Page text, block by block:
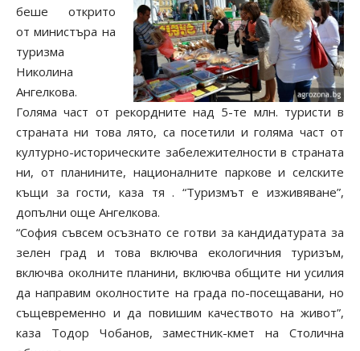
беше открито
от министъра на
туризма
Николина
Ангелкова.
Голяма част от рекордните над 5-те млн. туристи в
страната ни това лято, са посетили и голяма част от
културно-историческите забележителности в страната
ни, от планините, националните паркове и селските
къщи за гости, каза тя . “Туризмът е изживяване”,
допълни още Ангелкова.
“София съвсем осъзнато се готви за кандидатурата за
зелен град и това включва екологичния туризъм,
включва околните планини, включва общите ни усилия
да направим околностите на града по-посещавани, но
същевременно и да повишим качеството на живот”,
каза Тодор Чобанов, заместник-кмет на Столична